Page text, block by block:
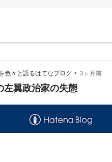
色々と語るはてなブログ • 3ヶ月前
左翼政治家の失態